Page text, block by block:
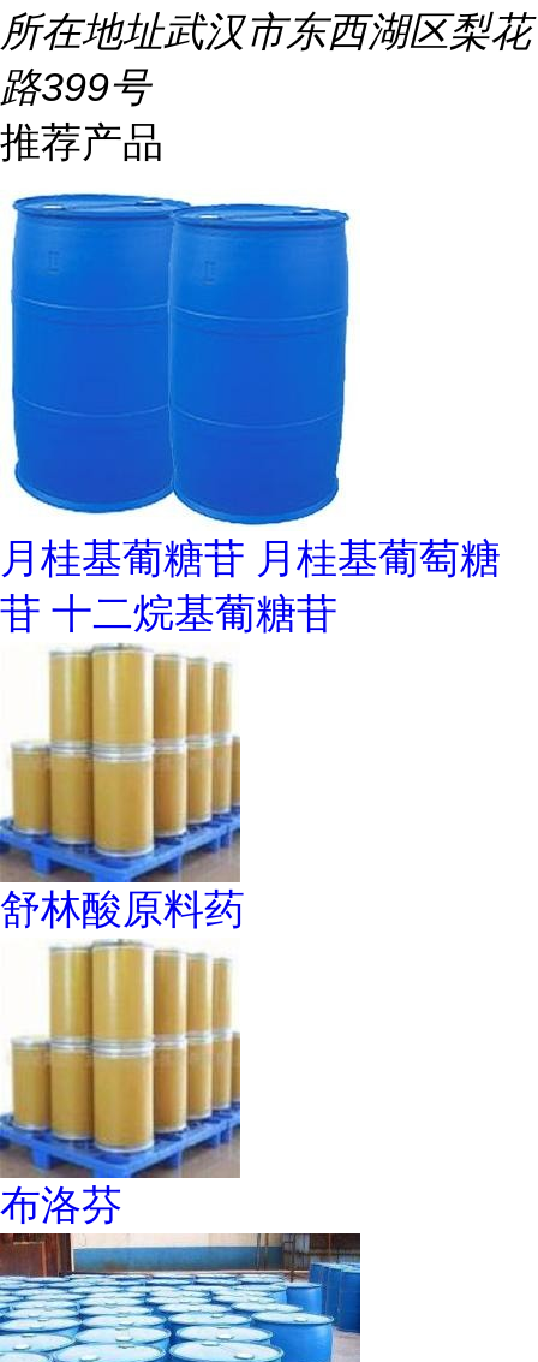
所在地址武汉市东西湖区梨花
路399号
推荐产品
月桂基葡糖苷 月桂基葡萄糖
苷 十二烷基葡糖苷
舒林酸原料药
布洛芬